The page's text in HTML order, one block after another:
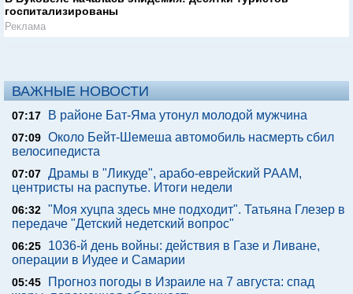
госпитализированы
Реклама
ВАЖНЫЕ НОВОСТИ
07:17 В районе Бат-Яма утонул молодой мужчина
07:09 Около Бейт-Шемеша автомобиль насмерть сбил
велосипедиста
07:07 Драмы в "Ликуде", арабо-еврейский РААМ,
центристы на распутье. Итоги недели
06:32 "Моя хуцпа здесь мне подходит". Татьяна Глезер в
передаче "Детский недетский вопрос"
06:25
1036-й день войны: действия в Газе и Ливане,
операции в Иудее и Самарии
05:45
Прогноз погоды в Израиле на 7 августа: спад